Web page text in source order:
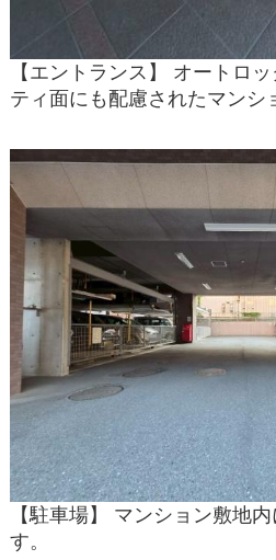
【エントランス】 オートロ
ティ面にも配慮されたマンシ
【駐車場】 マンション敷地
す。